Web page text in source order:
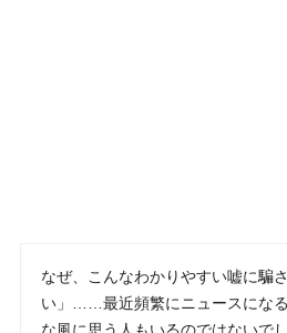
なぜ、こんなわかりやすい嘘に騙
い」……最近頻繁にニュースにな